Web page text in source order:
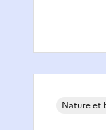
Nature et